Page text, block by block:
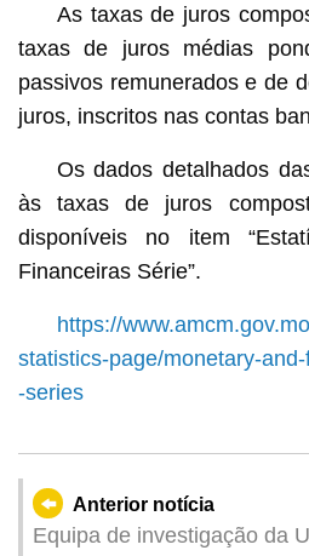
As taxas de juros
taxas de juros médias
passivos remunerados e de
juros, inscritos nas contas
Os dados detalhados
às taxas de juros
disponíveis no item
Financeiras Série”.
https://
statistics-page/monetary-
-series
Anterior notícia
Equipa de investigação da